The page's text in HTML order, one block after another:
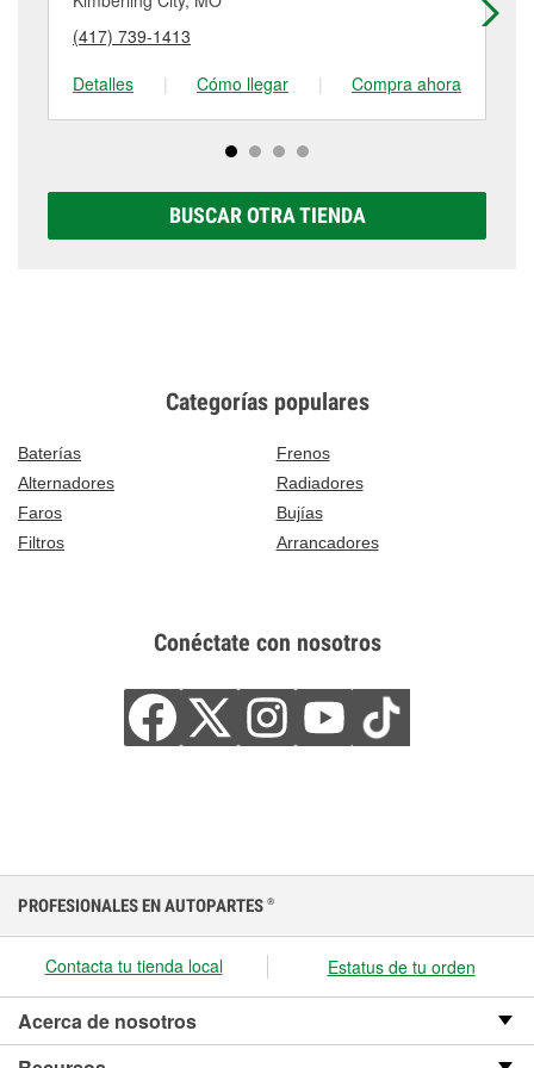
detalles, contáctanos al
en 18272 Mo-13 Bus, Branson West, MO.
tienda #145 para obtener más información.
(417) 739-1413
Detalles
| Cómo llegar | Compra ahora
BUSCAR OTRA TIENDA
Categorías populares
Baterías
Frenos
Alternadores
Radiadores
Faros
Bujías
Filtros
Arrancadores
Conéctate con nosotros
PROFESIONALES EN AUTOPARTES ®
Contacta tu tienda local Estatus de tu orden
Acerca de nosotros